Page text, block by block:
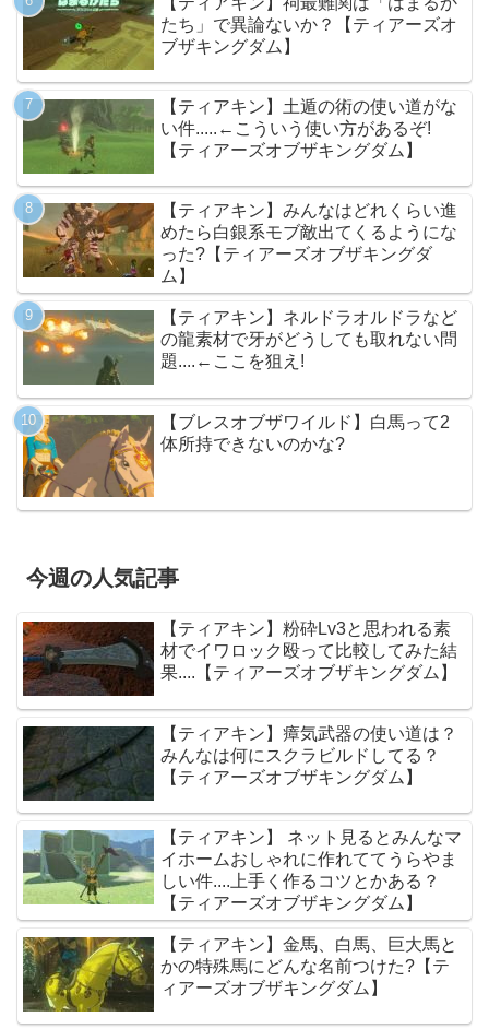
たち」で異論ないか？【ティアーズオ
ブザキングダム】
【ティアキン】土遁の術の使い道がな
い件.....←こういう使い方があるぞ!
【ティアーズオブザキングダム】
【ティアキン】みんなはどれくらい進
めたら白銀系モブ敵出てくるようにな
った?【ティアーズオブザキングダ
ム】
【ティアキン】ネルドラオルドラなど
の龍素材で牙がどうしても取れない問
題....←ここを狙え!
【ブレスオブザワイルド】白馬って2
体所持できないのかな?
今週の人気記事
【ティアキン】粉砕Lv3と思われる素
材でイワロック殴って比較してみた結
果....【ティアーズオブザキングダム】
【ティアキン】瘴気武器の使い道は？
みんなは何にスクラビルドしてる？
【ティアーズオブザキングダム】
【ティアキン】 ネット見るとみんなマ
イホームおしゃれに作れててうらやま
しい件....上手く作るコツとかある？
【ティアーズオブザキングダム】
【ティアキン】金馬、白馬、巨大馬と
かの特殊馬にどんな名前つけた?【テ
ィアーズオブザキングダム】